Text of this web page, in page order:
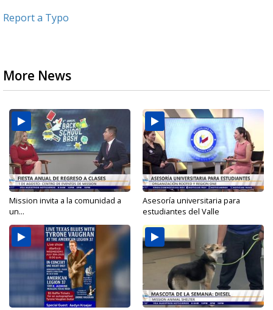
Report a Typo
More News
Mission invita a la comunidad a
un...
Asesoría universitaria para
estudiantes del Valle